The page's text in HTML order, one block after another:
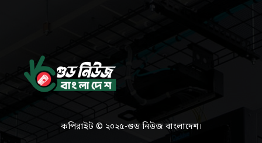
কপিরাইট © ২০২৫-গুড নিউজ বাংলাদেশ।